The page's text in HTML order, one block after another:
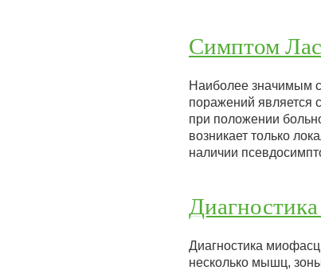
Симптом
Наиболее значимым
поражений является
при положении
возникает только
наличии
Диагностика
несколько мышц,